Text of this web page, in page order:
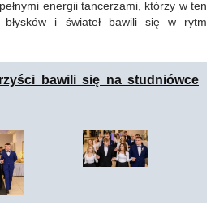
energii tancerzami, którzy w ten
błysków i świateł bawili się w rytm
bawili się na studniówce